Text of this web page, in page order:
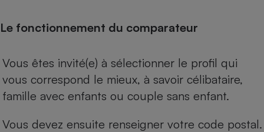
Le fonctionnement du comparateur
Vous êtes invité(e) à sélectionner le profil qui
vous correspond le mieux, à savoir célibataire,
famille avec enfants ou couple sans enfant.
Vous devez ensuite renseigner votre code postal.